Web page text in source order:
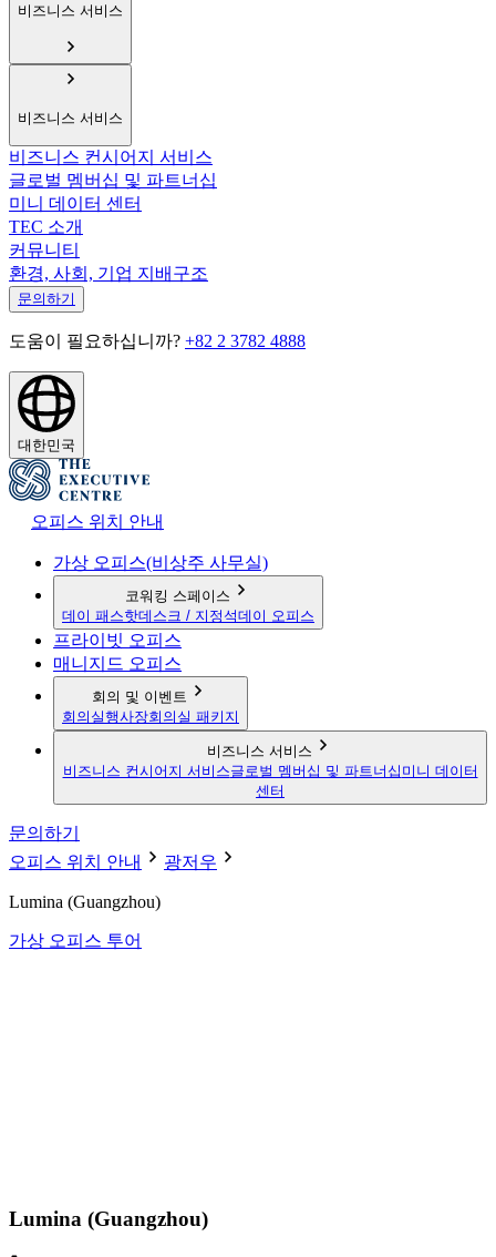
비즈니스 서비스
비즈니스 서비스
비즈니스 컨시어지 서비스
글로벌 멤버십 및 파트너십
미니 데이터 센터
TEC 소개
커뮤니티
환경, 사회, 기업 지배구조
문의하기
도움이 필요하십니까? +82 2 3782 4888
대한민국
오피스 위치 안내
가상 오피스(비상주 사무실)
코워킹 스페이스
데이 패스핫데스크 / 지정석데이 오피스
프라이빗 오피스
매니지드 오피스
회의 및 이벤트
회의실행사장회의실 패키지
비즈니스 서비스
비즈니스 컨시어지 서비스글로벌 멤버십 및 파트너십 미니 데이터
센터
문의하기
오피스 위치 안내
광저우
Lumina (Guangzhou)
가상 오피스 투어
Lumina (Guangzhou)